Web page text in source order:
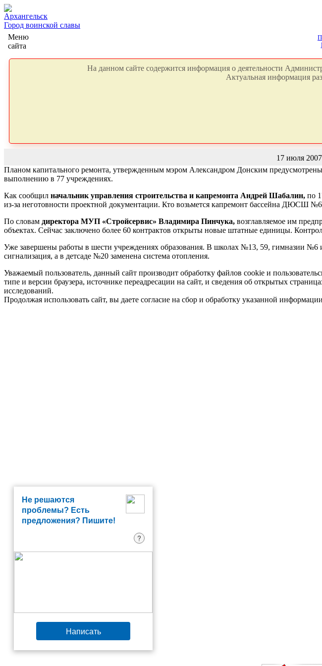
Архангельск
Город воинской славы
Меню
сайта
На данном сайте содержится информация о деятельности
Актуальная информация
17 июля
Планом капитального ремонта, утвержденным мэром Александром Донским
выполнению в 77 учреждениях.
Как сообщил начальник управления строительства и капремонта Андрей Шабалин, по
из-за неготовности проектной документации. Кто возьмется капремонт бассейна ДЮСШ
По словам директора МУП «Стройсервис» Владимира Пинчука, возглавляемое им
объектах. Сейчас заключено более 60 контрактов открыты новые штатные единицы.
Уже завершены работы в шести учреждениях образования. В школах №13, 59, гимназии
сигнализация, а в детсаде №20 заменена система отопления.
Уважаемый пользователь, данный сайт производит обработку файлов cookie и
типе и версии браузера, источнике переадресации на сайт, и сведения об открытых
исследований.
Продолжая использовать сайт, вы даете согласие на сбор и обработку указанной
Не решаются
проблемы? Есть
предложения? Пишите!
?
Написать